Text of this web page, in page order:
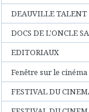
DEAUVILLE TALENT
DOCS DE L'ONCLE
EDITORIAUX
Fenêtre sur le
FESTIVAL DU